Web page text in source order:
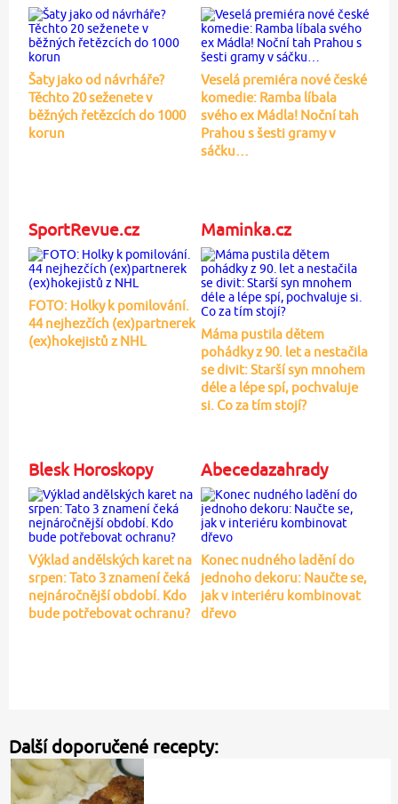
Šaty jako od návrháře?
Těchto 20 seženete v
běžných řetězcích do 1000
korun
Veselá premiéra nové české
komedie: Ramba líbala
svého ex Mádla! Noční tah
Prahou s šesti gramy v
sáčku…
SportRevue.cz
FOTO: Holky k pomilování.
44 nejhezčích (ex)partnerek
(ex)hokejistů z NHL
Maminka.cz
Máma pustila dětem
pohádky z 90. let a nestačila
se divit: Starší syn mnohem
déle a lépe spí, pochvaluje
si. Co za tím stojí?
Blesk Horoskopy
Výklad andělských karet na
srpen: Tato 3 znamení čeká
nejnáročnější období. Kdo
bude potřebovat ochranu?
Abecedazahrady
Konec nudného ladění do
jednoho dekoru: Naučte se,
jak v interiéru kombinovat
dřevo
Další doporučené recepty: